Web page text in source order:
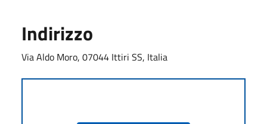
Indirizzo
Via Aldo Moro, 07044 Ittiri SS, Italia